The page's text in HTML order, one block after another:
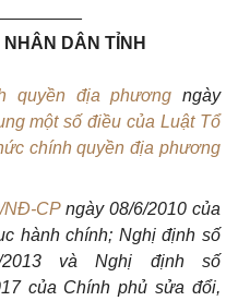
DÂN TỈNH
quyền địa phươngngày
một số điều của Luật Tổ
chính quyền địa phương
NĐ-CPngày 08/6/2010 của
hành chính; Nghị định số
và Nghị định số
của Chính phủ sửa đổi,